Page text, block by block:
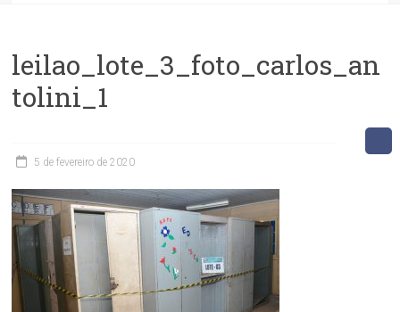
leilao_lote_3_foto_carlos_an
tolini_1
5 de fevereiro de 2020